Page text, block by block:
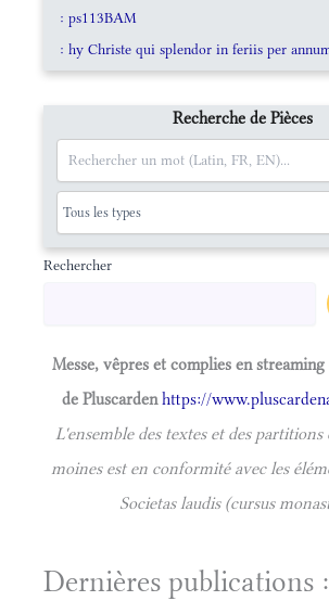
: ps113BAM
: hy Christe qui splendor in feriis per
Recherche de Pièces
Rechercher
Messe, vêpres et complies en
de Pluscardenhttps://
L'ensemble des textes et des partitions
moines est en conformité avec les
Societas laudis (cursus
Dernières publications :